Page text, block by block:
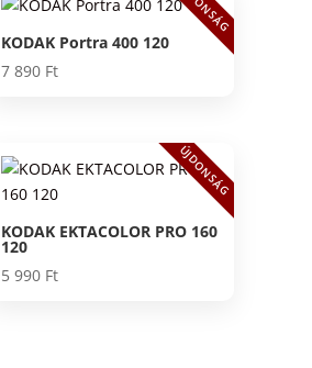
KODAK Portra 400 120
7 890 Ft
ÚJDONSÁG
KODAK EKTACOLOR PRO 160
120
5 990 Ft